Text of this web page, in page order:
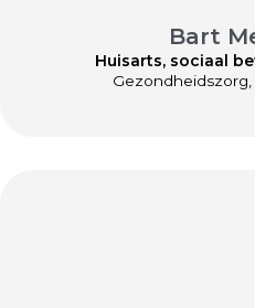
Bart
Huisarts, sociaal